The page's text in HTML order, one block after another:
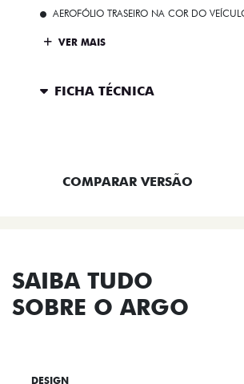
AEROFÓLIO TRASEIRO NA COR DO
VER MAIS
FICHA TÉCNICA
COMPARAR VERSÃO
SAIBA TUDO
SOBRE O ARGO
DESIGN